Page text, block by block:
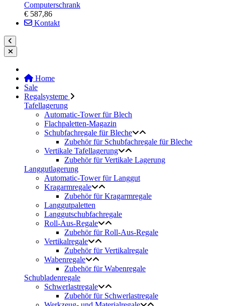
Computerschrank
€ 587,86
Kontakt
Home
Sale
Regalsysteme
Tafellagerung
Automatic-Tower für Blech
Flachpaletten-Magazin
Schubfachregale für Bleche
Zubehör für Schubfachregale für Bleche
Vertikale Tafellagerung
Zubehör für Vertikale Lagerung
Langgutlagerung
Automatic-Tower für Langgut
Kragarmregale
Zubehör für Kragarmregale
Langgutpaletten
Langgutschubfachregale
Roll-Aus-Regale
Zubehör für Roll-Aus-Regale
Vertikalregale
Zubehör für Vertikalregale
Wabenregale
Zubehör für Wabenregale
Schubladenregale
Schwerlastregale
Zubehör für Schwerlastregale